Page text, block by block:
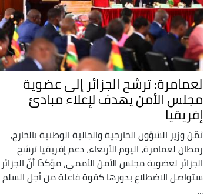
لعمامرة: ترشح الجزائر إلى عضوية
مجلس الأمن يهدف لإعلاء مبادئ
إفريقيا
ثمّن وزير الشؤون الخارجية والجالية الوطنية بالخارج،
رمطان لعمامرة، اليوم الأربعاء، دعم إفريقيا ترشح
الجزائر لعضوية مجلس الأمن الأممي، مؤكدًا أنّ الجزائر
ستواصل الاضطلاع بدورها كقوة فاعلة من أجل السلم